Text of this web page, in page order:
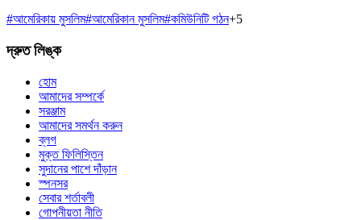
#আমেরিকায় মুসলিম#আমেরিকান মুসলিম#কমিউনিটি গঠন+5
দ্রুত লিঙ্ক
হোম
আমাদের সম্পর্কে
সরঞ্জাম
আমাদের সমর্থন করুন
ব্লগ
মুক্ত ফিলিস্তিন
সুদানের পাশে দাঁড়ান
স্পনসর
সেবার শর্তাবলী
গোপনীয়তা নীতি